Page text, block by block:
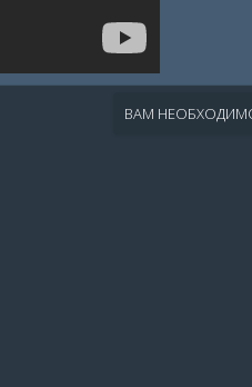
ВАМ